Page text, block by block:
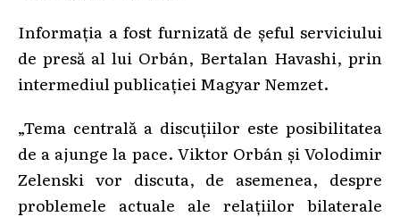
Informația a fost furnizată de șeful serviciului
de presă al lui Orbán, Bertalan Havashi, prin
intermediul publicației Magyar Nemzet.
„Tema centrală a discuțiilor este posibilitatea
de a ajunge la pace. Viktor Orbán și Volodimir
Zelenski vor discuta, de asemenea, despre
problemele actuale ale relațiilor bilaterale